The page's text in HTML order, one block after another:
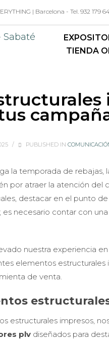
| Barcelona - Tel. 932 179
TIENDA
/ PUBLISHED IN
la temporada de rebajas,
por atraer la atención del
destacar en el punto
necesario contar con
nuestra experiencia en
elementos estructurales
de venta.
estructurales impresos,
plv diseñados para